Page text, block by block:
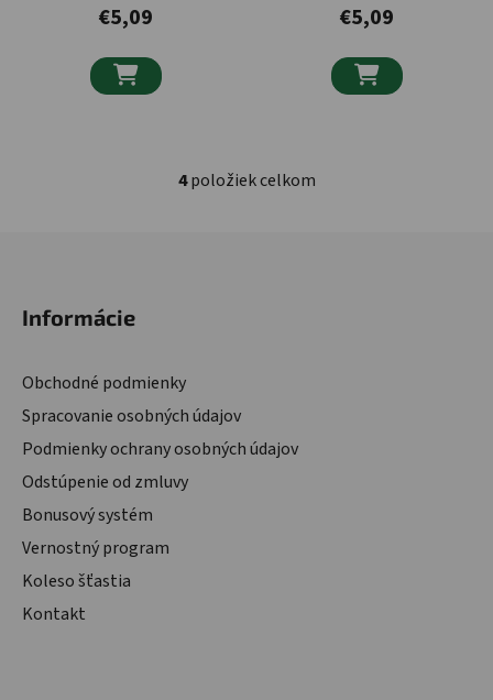
€5,09

€5,09

Ovládacie prvky výpisu
4položiek celkom
Informácie
Obchodné podmienky
Spracovanie osobných údajov
Podmienky ochrany osobných údajov
Odstúpenie od zmluvy
Bonusový systém
Vernostný program
Koleso šťastia
Kontakt